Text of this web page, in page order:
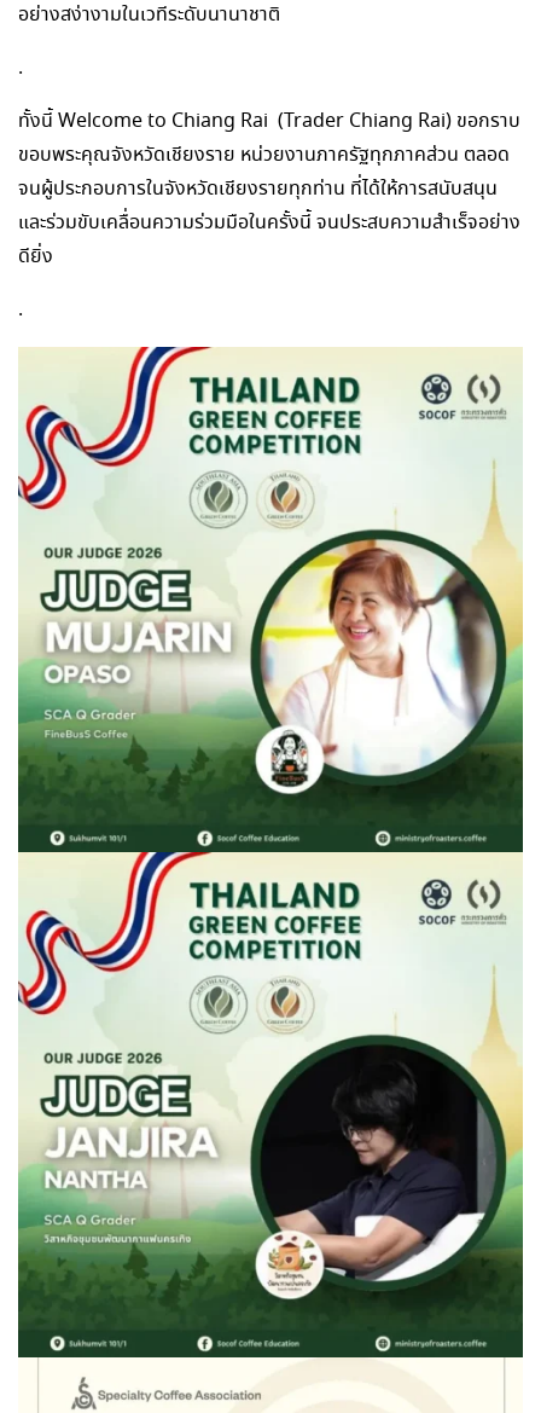
อย่างสง่างามในเวทีระดับนานาชาติ
.
ทั้งนี้ Welcome to Chiang Rai (Trader Chiang Rai) ขอกราบ
ขอบพระคุณจังหวัดเชียงราย หน่วยงานภาครัฐทุกภาคส่วน ตลอด
จนผู้ประกอบการในจังหวัดเชียงรายทุกท่าน ที่ได้ให้การสนับสนุน
และร่วมขับเคลื่อนความร่วมมือในครั้งนี้ จนประสบความสำเร็จอย่าง
ดียิ่ง
.